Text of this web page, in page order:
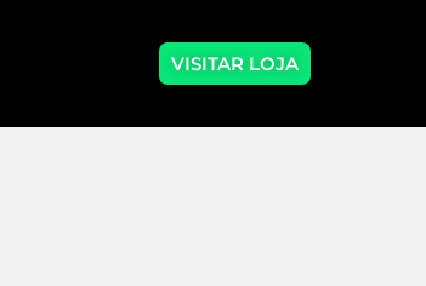
VISITAR LOJA